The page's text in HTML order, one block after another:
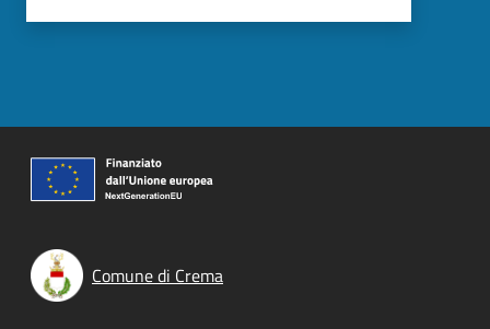
Comune di Crema